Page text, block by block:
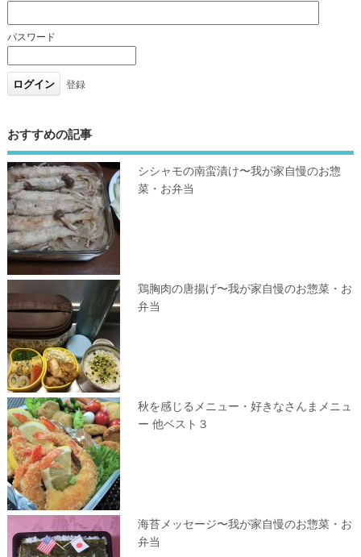
パスワード
登録
おすすめの記事
シシャモの南蛮漬け〜我が家自慢のお惣
菜・お弁当
鶏胸肉の唐揚げ〜我が家自慢のお惣菜・お
弁当
秋を感じるメニュー・好きなさんまメニュ
ー 他ベスト３
海苔メッセージ〜我が家自慢のお惣菜・お
弁当